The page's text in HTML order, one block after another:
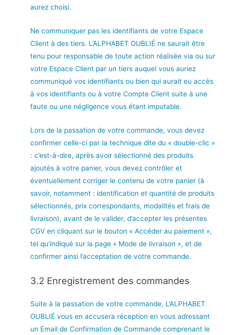
aurez choisi.
Ne communiquer pas les identifiants de votre Espace
Client à des tiers. L’ALPHABET OUBLIÉ ne saurait être
tenu pour responsable de toute action réalisée via ou sur
votre Espace Client par un tiers auquel vous auriez
communiqué vos identifiants ou bien qui aurait eu accès
à vos identifiants ou à votre Compte Client suite à une
faute ou une négligence vous étant imputable.
Lors de la passation de votre commande, vous devez
confirmer celle-ci par la technique dite du « double-clic »
: c’est-à-dire, après avoir sélectionné des produits
ajoutés à votre panier, vous devez contrôler et
éventuellement corriger le contenu de votre panier (à
savoir, notamment : identification et quantité de produits
sélectionnés, prix correspondants, modalités et frais de
livraison), avant de le valider, d’accepter les présentes
CGV en cliquant sur le bouton « Accéder au paiement »,
tel qu’indiqué sur la page « Mode de livraison », et de
confirmer ainsi l’acceptation de votre commande.
3.2 Enregistrement des commandes
Suite à la passation de votre commande, L’ALPHABET
OUBLIÉ vous en accusera réception en vous adressant
un Email de Confirmation de Commande comprenant le